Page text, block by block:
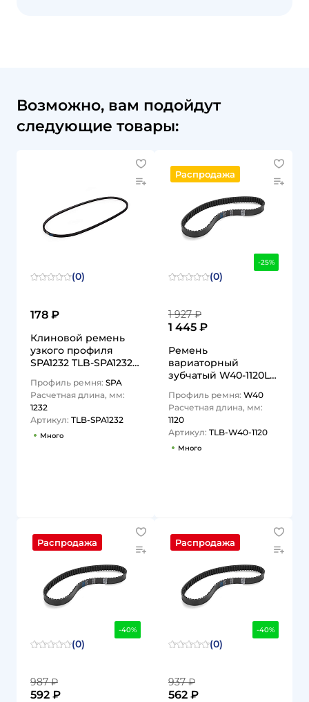
Возможно, вам подойдут
следующие товары:
(0)
178 ₽
Клиновой ремень
узкого профиля
SPA1232 TLB-SPA1232
Профиль ремня: SPA
Расчетная длина, мм:
1232
Артикул: TLB-SPA1232
Много
-25%
Распродажа
(0)
1 927 ₽
1 445 ₽
Ремень
вариаторный
зубчатый W40-1120Lp
LOCK
Профиль ремня: W40
Расчетная длина, мм:
1120
Артикул: TLB-W40-1120
Много
-40%
Распродажа
(0)
987 ₽
592 ₽
-40%
Распродажа
(0)
937 ₽
562 ₽